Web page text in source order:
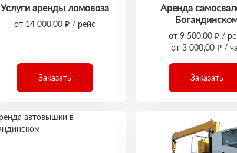
Услуги аренды ломовоза
от 14 000,00 ₽ / рейс
Заказать
Аренда
от 9 500,00 ₽ /
от 3 000,00 ₽ /
Заказать